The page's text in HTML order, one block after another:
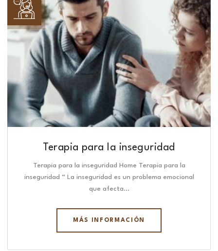
Terapia para la inseguridad
Terapia para la inseguridad Home Terapia para la
inseguridad “ La inseguridad es un problema emocional
que afecta…
MÁS INFORMACIÓN